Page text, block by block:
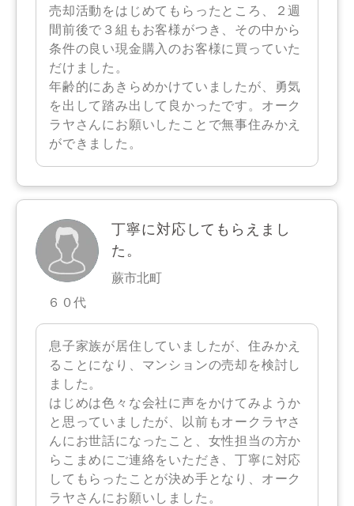
売却活動をはじめてもらったところ、２週
間前後で３組もお客様がつき、その中から
条件の良い現金購入のお客様に買っていた
だけました。
年齢的にあきらめかけていましたが、勇気
を出して踏み出して良かったです。オーク
ラヤさんにお願いしたことで無事住みかえ
ができました。
６０代
丁寧に対応してもらえまし
た。
蕨市北町
息子家族が居住していましたが、住みかえ
ることになり、マンションの売却を検討し
ました。
はじめは色々な会社に声をかけてみようか
と思っていましたが、以前もオークラヤさ
んにお世話になったこと、女性担当の方か
らこまめにご連絡をいただき、丁寧に対応
してもらったことが決め手となり、オーク
ラヤさんにお願いしました。